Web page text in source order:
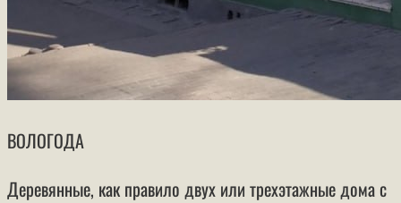
ВОЛОГОДА
Деревянные, как правило двух или трехэтажные дома с